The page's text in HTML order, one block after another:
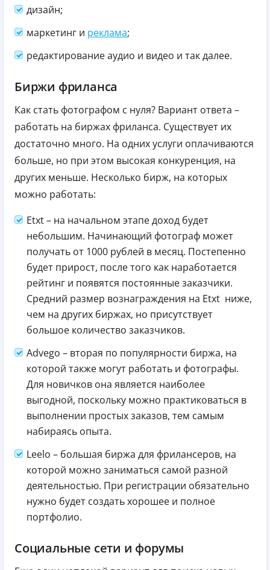
дизайн;
маркетинг и реклама;
редактирование аудио и видео и так далее.
Биржи фриланса
Как стать фотографом с нуля? Вариант ответа –
работать на биржах фриланса. Существует их
достаточно много. На одних услуги оплачиваются
больше, но при этом высокая конкуренция, на
других меньше. Несколько бирж, на которых
можно работать:
Etxt – на начальном этапе доход будет
небольшим. Начинающий фотограф может
получать от 1000 рублей в месяц. Постепенно
будет прирост, после того как наработается
рейтинг и появятся постоянные заказчики.
Средний размер вознаграждения на Etxt ниже,
чем на других биржах, но присутствует
большое количество заказчиков.
Advego – вторая по популярности биржа, на
которой также могут работать и фотографы.
Для новичков она является наиболее
выгодной, поскольку можно практиковаться в
выполнении простых заказов, тем самым
набираясь опыта.
Leelo – большая биржа для фрилансеров, на
которой можно заниматься самой разной
деятельностью. При регистрации обязательно
нужно будет создать хорошее и полное
портфолио.
Социальные сети и форумы